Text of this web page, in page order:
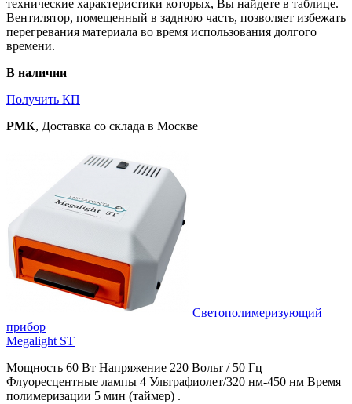
технические характеристики которых, Вы найдете в таблице.
Вентилятор, помещенный в заднюю часть, позволяет избежать
перегревания материала во время использования долгого
времени.
В наличии
Получить КП
РМК, Доставка со склада в Москве
Светополимеризующий
прибор
Megalight ST
Мощность 60 Вт Напряжение 220 Вольт / 50 Гц
Флуоресцентные лампы 4 Ультрафиолет/320 нм-450 нм Время
полимеризации 5 мин (таймер) .